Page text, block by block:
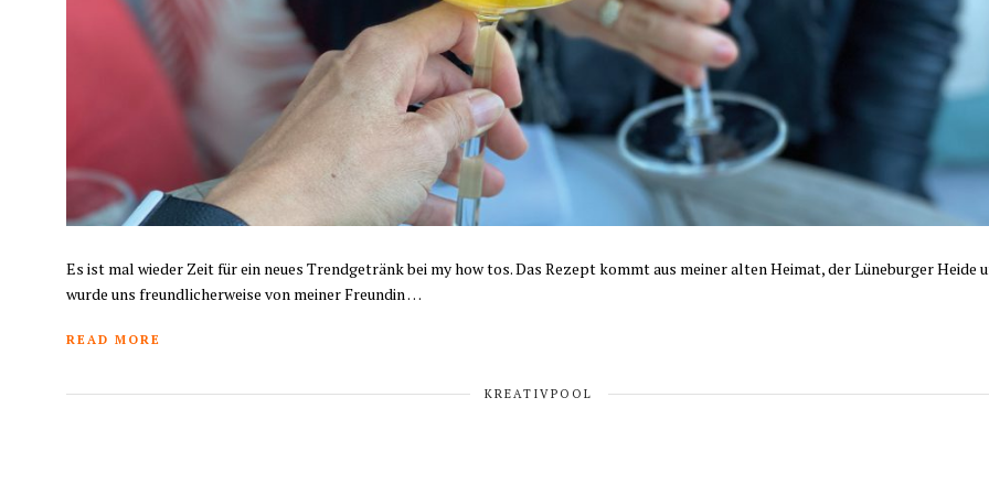
Es ist mal wieder Zeit für ein neues Trendgetränk bei my how tos. Das Rezept kommt aus meiner alten Heimat, der Lüneburger Heide
wurde uns freundlicherweise von meiner Freundin …
READ MORE
KREATIVPOOL